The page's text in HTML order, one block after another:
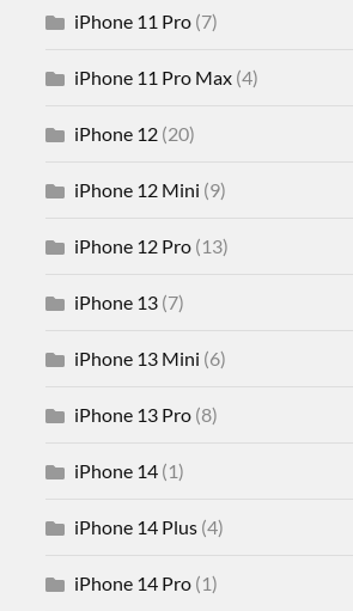
iPhone 11 Pro (7)
iPhone 11 Pro Max (4)
iPhone 12 (20)
iPhone 12 Mini (9)
iPhone 12 Pro (13)
iPhone 13 (7)
iPhone 13 Mini (6)
iPhone 13 Pro (8)
iPhone 14 (1)
iPhone 14 Plus (4)
iPhone 14 Pro (1)